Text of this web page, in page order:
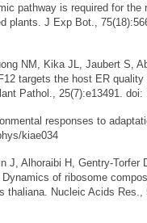
pathway is required for the
plants. J Exp Bot.,
Kika JL, Jaubert S,
targets the host ER
Pathol., 25(7):e13491. doi:
responses to
kiae034
Alhoraibi H, Gentry-Torfer
of ribosome
Nucleic Acids Res.,